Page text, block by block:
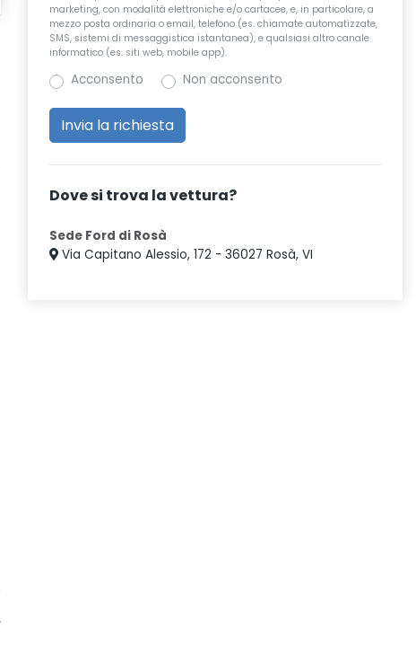
marketing, con modalità elettroniche e/o cartacee, e, in particolare, a
mezzo posta ordinaria o email, telefono (es. chiamate automatizzate,
SMS, sistemi di messaggistica istantanea), e qualsiasi altro canale
informatico (es. siti web, mobile app).
Acconsento Non acconsento
Dove si trova la vettura?
Sede Ford di Rosà
Via Capitano Alessio, 172 - 36027 Rosà, VI